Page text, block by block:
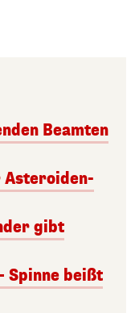
Beamten
gibt
Spinne beißt